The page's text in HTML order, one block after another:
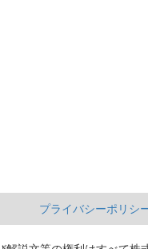
プライバシーポリシ